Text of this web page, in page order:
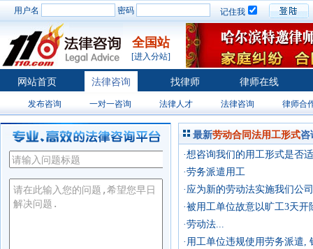
用户名 密码 记住我
全国站
[进入分站]
网站首页 法律咨询 找律师 律师在线
发布咨询 一对一咨询 法律人才 法律咨询 律师合
最新劳动合同法用工形式咨
·想咨询我们的用工形式是否
·劳务派遣用工
·应为新的劳动法实施我们公
和其他公司签合同如果我们
·被用工单位故意以旷工3天
·劳动法...
·用工单位违规使用劳务派遣,